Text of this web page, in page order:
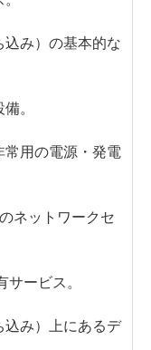
み）の基本的な
。
用の電源・発電
ネットワークセ
ービス。
み）上にあるデ